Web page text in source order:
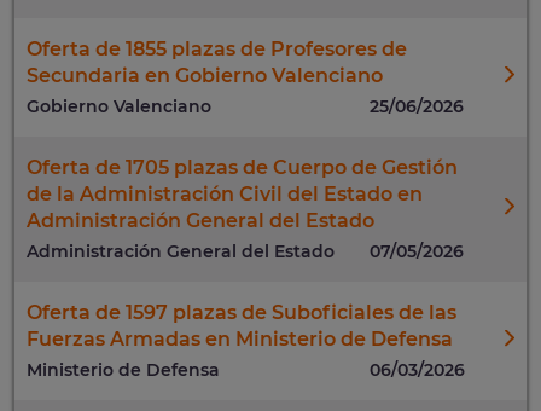
Oferta de 1855 plazas de Profesores de
Secundaria en Gobierno Valenciano
Gobierno Valenciano 25/06/2026
Oferta de 1705 plazas de Cuerpo de Gestión
de la Administración Civil del Estado en
Administración General del Estado
Administración General del Estado 07/05/2026
Oferta de 1597 plazas de Suboficiales de las
Fuerzas Armadas en Ministerio de Defensa
Ministerio de Defensa 06/03/2026